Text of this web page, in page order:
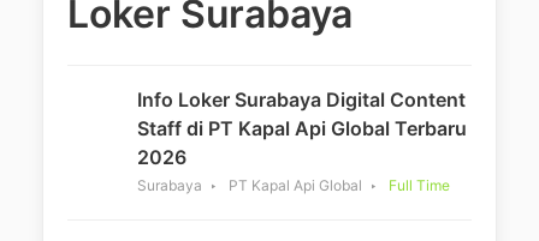
Loker Surabaya
Info Loker Surabaya Digital Content
Staff di PT Kapal Api Global Terbaru
2026
Surabaya PT Kapal Api Global Full Time